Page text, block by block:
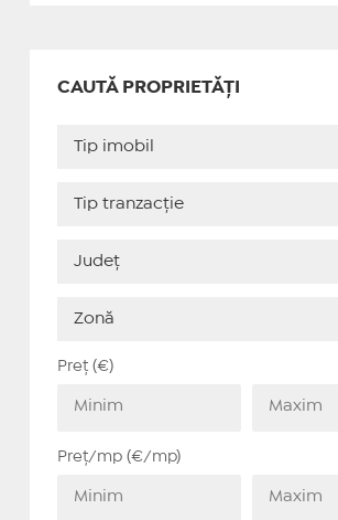
CAUTĂ PROPRIETĂȚI
Preț (€)
Preț/mp (€/mp)